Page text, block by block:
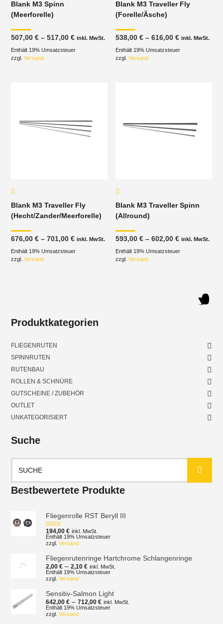
Blank M3 Spinn
(Meerforelle)
507,00€ –517,00€Preisspanne:
bis
inkl. MwSt.
Enthält 19% Umsatzsteuer
zzgl.Versand
Blank M3 Traveller Fly
(Forelle/Äsche)
538,00€ –616,00€
bis
inkl. MwSt.
Enthält 19% Umsatzsteuer
zzgl.Versand
Blank M3 Traveller Fly
(Hecht/Zander/Meerforelle)
676,00€ –701,00€Preisspanne:
bis
inkl. MwSt.
Enthält 19% Umsatzsteuer
zzgl.Versand
Blank M3 Traveller Spinn
(Allround)
593,00€ –602,00€
bis
inkl. MwSt.
Enthält 19% Umsatzsteuer
zzgl.Versand
Produktkategorien
FLIEGENRUTEN
SPINNRUTEN
RUTENBAU
ROLLEN & SCHNÜRE
GUTSCHEINE / ZUBEHÖR
OUTLET
UNKATEGORISIERT
Suche
nach:
Bestbewertete Produkte
Fliegenrolle RST Beryll III
Bewertet mit
5.00von 5
194,00€ inkl. MwSt.
Enthält 19% Umsatzsteuer
zzgl.Versand
Fliegenrutenringe Hartchrome Schlangenringe
2,00€ –2,10€Preisspanne:
2,00 €
inkl. MwSt.
Enthält 19% Umsatzsteuer
zzgl.Versand
Sensitiv-Salmon Light
642,00€ –712,00€Preisspanne:
642,00 €
inkl. MwSt.
Enthält 19% Umsatzsteuer
zzgl.Versand